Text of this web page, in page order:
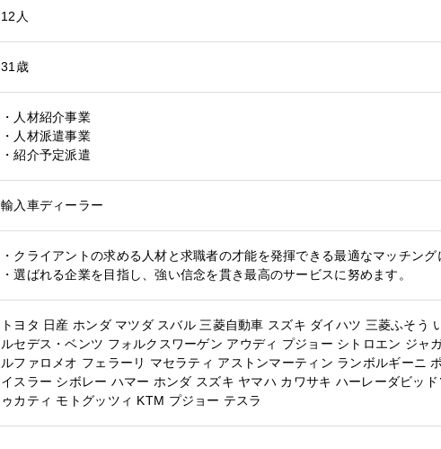
12人
31歳
・人材紹介事業
・人材派遣事業
・紹介予定派遣
輸入車ディーラー
・クライアントの求める人材と求職者の才能を発揮できる最適なマッチング
・選ばれる企業を目指し、強い信念を貫き最高のサービスに努めます。
トヨタ 日産 ホンダ マツダ スバル 三菱自動車 スズキ ダイハツ 三菱ふそう
ルセデス・ベンツ フォルクスワーゲン アウディ プジョー シトロエン ジャ
ルファロメオ フェラーリ マセラティ アストンマーティン ランボルギーニ
イスラー シボレー ハマー ホンダ スズキ ヤマハ カワサキ ハーレーダビッド
ゥカティ モトグッツィ KTM プジョー テスラ